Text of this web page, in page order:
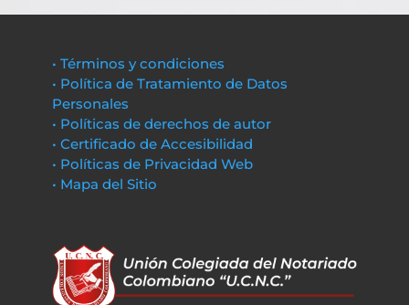
• Términos y condiciones
• Política de Tratamiento de Datos
Personales
• Políticas de derechos de autor
• Certificado de Accesibilidad
• Políticas de Privacidad Web
• Mapa del Sitio